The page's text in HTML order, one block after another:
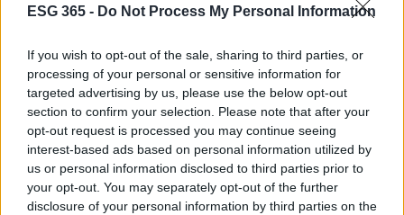
ESG 365 - Do Not Process My Personal Information
If you wish to opt-out of the sale, sharing to third parties, or
processing of your personal or sensitive information for
targeted advertising by us, please use the below opt-out
section to confirm your selection. Please note that after your
opt-out request is processed you may continue seeing
interest-based ads based on personal information utilized by
us or personal information disclosed to third parties prior to
your opt-out. You may separately opt-out of the further
disclosure of your personal information by third parties on the
immagine geopolitica, ma anche nella capacità
significativo nel conflitto traRussia eUcraina .
L’Unione ha abbandonato il suo ruolo di mediatore
neutrale, optando per un impegno militare diretto, il
che ha portato a una crescente confusione tra le
funzioni della NATO e quelle dell’UE.1